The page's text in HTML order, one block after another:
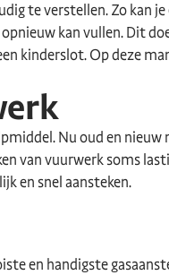
te verstellen. Zo
kan vullen. Dit
kinderslot. Op deze
Nu oud en
van vuurwerk soms
en snel aansteken.
en handigste